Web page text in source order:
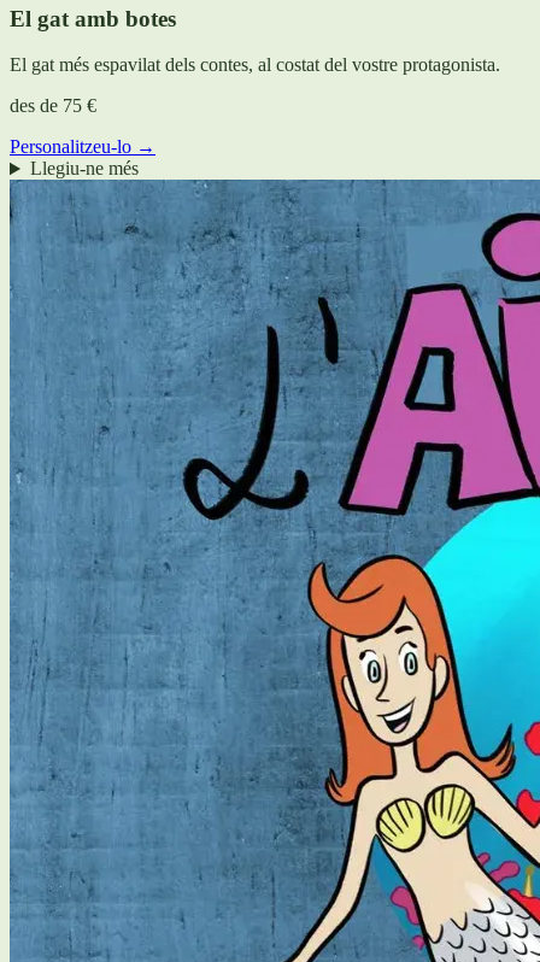
El gat amb botes
El gat més espavilat dels contes, al costat del vostre protagonista.
des de 75 €
Personalitzeu-lo →
Llegiu-ne més